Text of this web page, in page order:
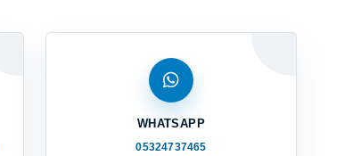
WHATSAPP
05324737465